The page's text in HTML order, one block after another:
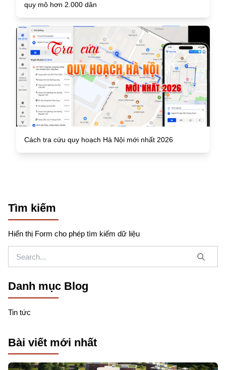
quy mô hơn 2.000 dân
Cách tra cứu quy hoạch Hà Nội mới nhất 2026
Tìm kiếm
Hiển thị Form cho phép tìm kiếm dữ liệu
Danh mục Blog
Tin tức
Bài viết mới nhất